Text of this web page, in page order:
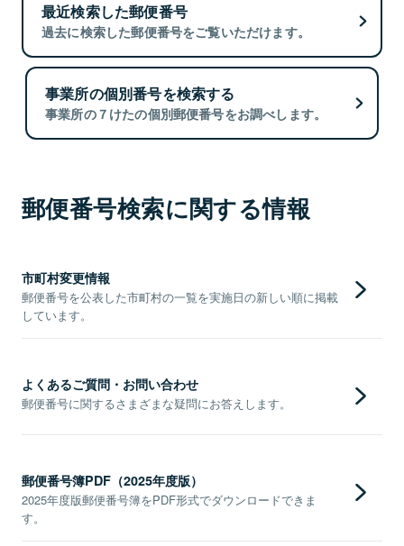
最近検索した郵便番号
過去に検索した郵便番号をご覧いただけます。
事業所の個別番号を検索する
事業所の７けたの個別郵便番号をお調べします。
郵便番号検索に関する情報
市町村変更情報
郵便番号を公表した市町村の一覧を実施日の新しい順に掲載
しています。
よくあるご質問・お問い合わせ
郵便番号に関するさまざまな疑問にお答えします。
郵便番号簿PDF（2025年度版）
2025年度版郵便番号簿をPDF形式でダウンロードできま
す。